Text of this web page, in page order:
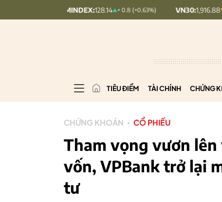
128.14 + 0.8 (+0.63%) VN30: 1,916.88 19.71
TIÊU ĐIỂM TÀI CHÍNH CHỨNG
CHỨNG KHOÁN CỔ PHIẾU
Tham vọng vươn
vốn, VPBank trở lại
tư